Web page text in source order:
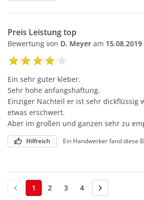
Preis Leistung top
Bewertung von D. Meyer am 15.08.2019
Ein sehr guter kleber.
Sehr hohe anfangshaftung.
Einziger Nachteil er ist sehr dickflüssig
etwas erschwert.
Aber im großen und ganzen sehr zu
Hilfreich Ein Handwerker fand diese
1 2 3 4